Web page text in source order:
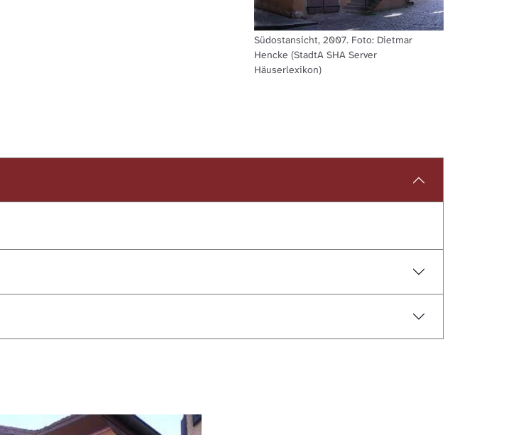
Südostansicht, 2007. Foto: Dietmar
Hencke (StadtA SHA Server
Häuserlexikon)